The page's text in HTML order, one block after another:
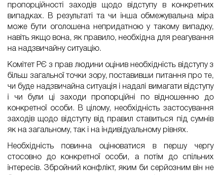
пропорційності заходів щодо відступу в конкретних
випадках. В результаті та чи інша обмежувальна міра
може бути оголошена непридатною у такому випадку,
навіть якщо вона, як правило, необхідна для реагування
на надзвичайну ситуацію.
Комітет РЄ з прав людини оцінив необхідність відступу з
більш загальної точки зору, поставивши питання про те,
чи буде надзвичайна ситуація і надалі вимагати відступу
і чи були ці заходи пропорційні по відношенню до
конкретної особи. В цілому, необхідність застосування
заходів щодо відступу від правил ставиться під сумнів
як на загальному, так і на індивідуальному рівнях.
Необхідність повинна оцінюватися в першу чергу
стосовно до конкретної особи, а потім до спільних
інтересів. Збройний конфлікт, яким би серйозним він не